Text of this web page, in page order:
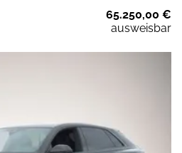
65.250,00 €
ausweisbar